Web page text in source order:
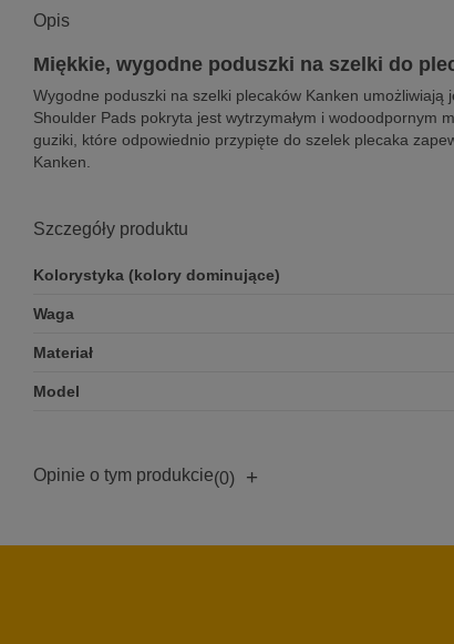
Opis
Miękkie, wygodne poduszki na szelki do
Wygodne poduszki na szelki plecaków Kanken
Shoulder Pads pokryta jest wytrzymałym i wodoodpornym
guziki, które odpowiednio przypięte do szelek plecaka
Kanken.
Szczegóły produktu
Kolorystyka (kolory dominujące)
Waga
Materiał
Model
Opinie o tym produkcie(0) +